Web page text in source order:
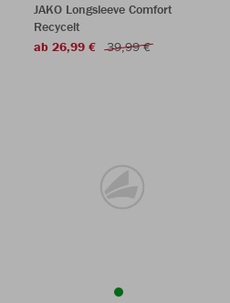
JAKO Longsleeve Comfort
Recycelt
ab 26,99 €
39,99 €